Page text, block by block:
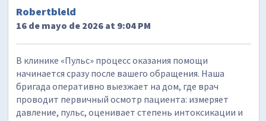
Robertbleld
16 de mayo de 2026 at 9:04 PM
В клинике «Пульс» процесс оказания помощи
начинается сразу после вашего обращения. Наша
бригада оперативно выезжает на дом, где врач
проводит первичный осмотр пациента: измеряет
давление, пульс, оценивает степень интоксикации и